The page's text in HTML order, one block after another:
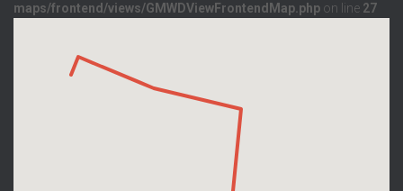
maps/frontend/views/GMWDViewFrontendMap.php on line 27